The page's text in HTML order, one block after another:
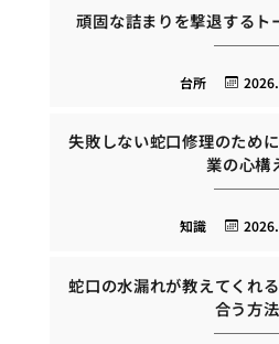
頑固な詰まりを撃退するト
台所
失敗しない蛇口修理のため
業の心構
知識
蛇口の水漏れが教えてくれ
合う方法